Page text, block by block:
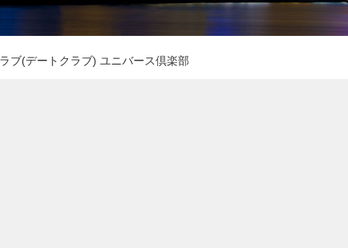
ブ(デートクラブ) ユニバース倶楽部